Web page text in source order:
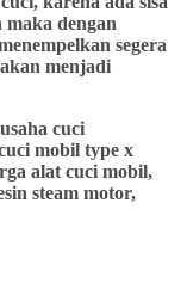
maka dengan
segera
menjadi
cuci
mobil type x
alat cuci mobil,
steam motor,